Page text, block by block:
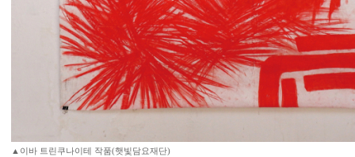
▲이바 트린쿠나이테 작품(햇빛담요재단)